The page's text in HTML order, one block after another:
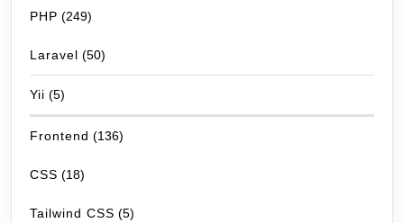
PHP (249)
Laravel (50)
Yii (5)
Frontend (136)
CSS (18)
Tailwind CSS (5)